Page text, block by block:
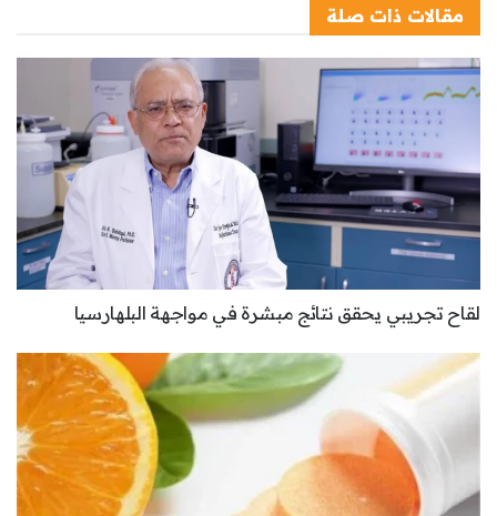
مقالات ذات صلة
لقاح تجريبي يحقق نتائج مبشرة في مواجهة البلهارسيا